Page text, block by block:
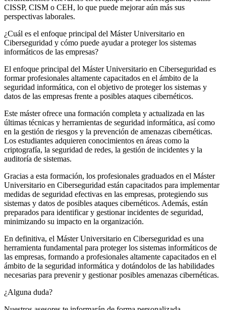
CISSP, CISM o CEH, lo que puede mejorar aún más sus
perspectivas laborales.
¿Cuál es el enfoque principal del Máster Universitario en
Ciberseguridad y cómo puede ayudar a proteger los sistemas
informáticos de las empresas?
El enfoque principal del Máster Universitario en Ciberseguridad es
formar profesionales altamente capacitados en el ámbito de la
seguridad informática, con el objetivo de proteger los sistemas y
datos de las empresas frente a posibles ataques cibernéticos.
Este máster ofrece una formación completa y actualizada en las
últimas técnicas y herramientas de seguridad informática, así como
en la gestión de riesgos y la prevención de amenazas cibernéticas.
Los estudiantes adquieren conocimientos en áreas como la
criptografía, la seguridad de redes, la gestión de incidentes y la
auditoría de sistemas.
Gracias a esta formación, los profesionales graduados en el Máster
Universitario en Ciberseguridad están capacitados para implementar
medidas de seguridad efectivas en las empresas, protegiendo sus
sistemas y datos de posibles ataques cibernéticos. Además, están
preparados para identificar y gestionar incidentes de seguridad,
minimizando su impacto en la organización.
En definitiva, el Máster Universitario en Ciberseguridad es una
herramienta fundamental para proteger los sistemas informáticos de
las empresas, formando a profesionales altamente capacitados en el
ámbito de la seguridad informática y dotándolos de las habilidades
necesarias para prevenir y gestionar posibles amenazas cibernéticas.
¿Alguna duda?